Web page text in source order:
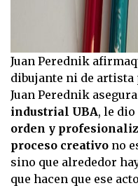
Juan Perednik
dibujante ni de
Juan Perednik
industrial UBA, le dio
orden y
proceso creativo no
sino que alrededor
que hacen que ese